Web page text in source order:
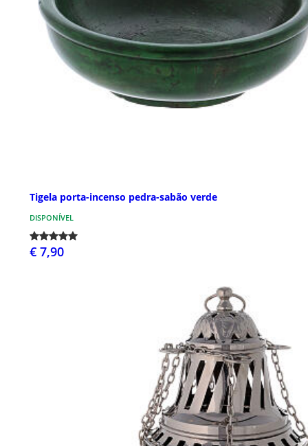
Tigela porta-incenso pedra-sabão verde
DISPONÍVEL
€ 7,90